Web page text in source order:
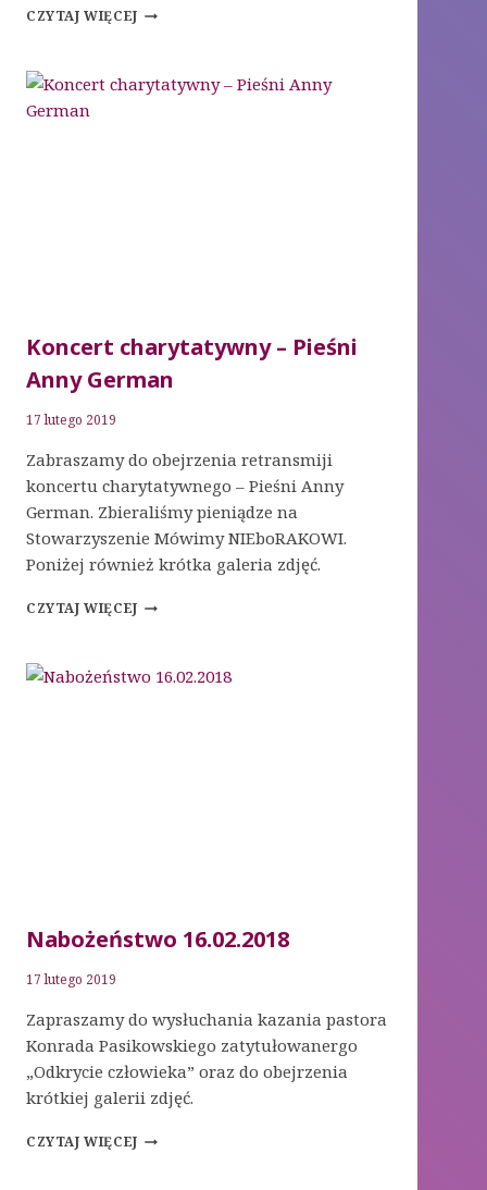
CZYTAJ WIĘCEJNABOŻEŃSTWO
Koncert charytatywny – Pieśni
Anny German
17 lutego 2019
Zabraszamy do obejrzenia retransmiji
koncertu charytatywnego – Pieśni Anny
German. Zbieraliśmy pieniądze na
Stowarzyszenie Mówimy NIEboRAKOWI.
Poniżej również krótka galeria zdjęć.
CZYTAJ WIĘCEJKONCERT
ANNY
Nabożeństwo 16.02.2018
17 lutego 2019
Zapraszamy do wysłuchania kazania pastora
Konrada Pasikowskiego zatytułowanergo
„Odkrycie człowieka” oraz do obejrzenia
krótkiej galerii zdjęć.
CZYTAJ WIĘCEJNABOŻEŃSTWO